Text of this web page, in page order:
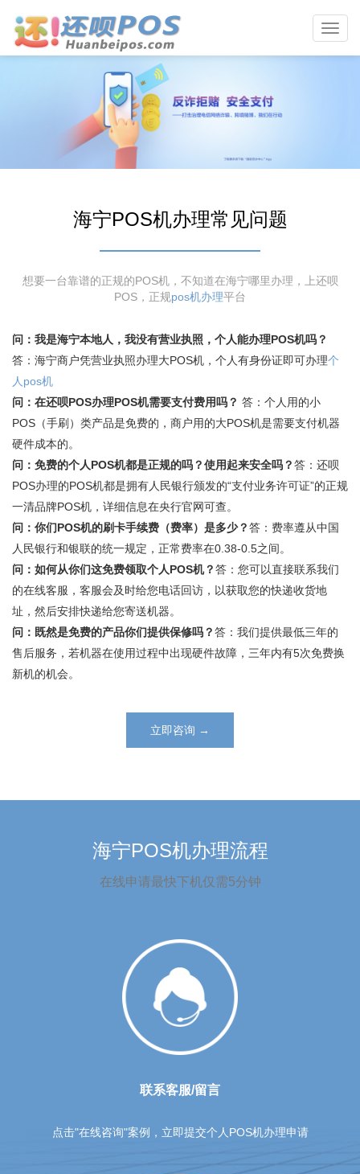
海宁POS机办理常见问题
想要一台靠谱的正规的POS机，不知道在海宁哪里办理，上还呗
POS，正规pos机办理平台
问：我是海宁本地人，我没有营业执照，个人能办理POS机吗？
答：海宁商户凭营业执照办理大POS机，个人有身份证即可办理个
人pos机
问：在还呗POS办理POS机需要支付费用吗？ 答：个人用的小
POS（手刷）类产品是免费的，商户用的大POS机是需要支付机器
硬件成本的。
问：免费的个人POS机都是正规的吗？使用起来安全吗？答：还呗
POS办理的POS机都是拥有人民银行颁发的“支付业务许可证”的正规
一清品牌POS机，详细信息在央行官网可查。
问：你们POS机的刷卡手续费（费率）是多少？答：费率遵从中国
人民银行和银联的统一规定，正常费率在0.38-0.5之间。
问：如何从你们这免费领取个人POS机？答：您可以直接联系我们
的在线客服，客服会及时给您电话回访，以获取您的快递收货地
址，然后安排快递给您寄送机器。
问：既然是免费的产品你们提供保修吗？答：我们提供最低三年的
售后服务，若机器在使用过程中出现硬件故障，三年内有5次免费换
新机的机会。
立即咨询 →
海宁POS机办理流程
在线申请最快下机仅需5分钟
联系客服/留言
点击"在线咨询"案例，立即提交个人POS机办理申请